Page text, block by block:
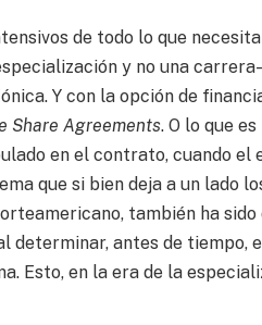
de todo lo que
y no una
Y con la opción de
Share Agreements. O lo que
en el contrato, cuando el
que si bien deja a un lado
también ha
determinar, antes de tiempo,
Esto, en la era de la